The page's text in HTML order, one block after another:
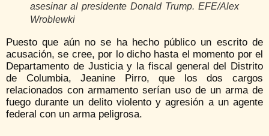
asesinar al presidente Donald Trump. EFE/Alex
Wroblewki
Puesto que aún no se ha hecho público un escrito de
acusación, se cree, por lo dicho hasta el momento por el
Departamento de Justicia y la fiscal general del Distrito
de Columbia, Jeanine Pirro, que los dos cargos
relacionados con armamento serían uso de un arma de
fuego durante un delito violento y agresión a un agente
federal con un arma peligrosa.